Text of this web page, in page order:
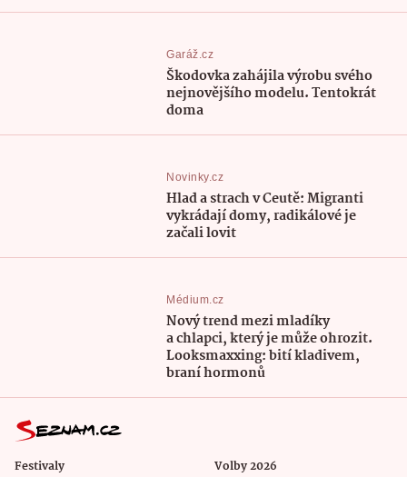
Garáž.cz
Škodovka zahájila výrobu svého
nejnovějšího modelu. Tentokrát
doma
Novinky.cz
Hlad a strach v Ceutě: Migranti
vykrádají domy, radikálové je
začali lovit
Médium.cz
Nový trend mezi mladíky
a chlapci, který je může ohrozit.
Looksmaxxing: bití kladivem,
braní hormonů
Festivaly Volby 2026